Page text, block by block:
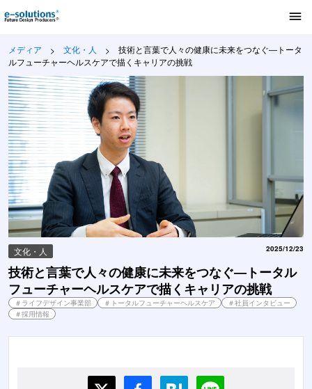
メディア 文化・人
技術と言葉で人々の健康に未来をつなぐ―トータ
ルフューチャーヘルスケアで描くキャリアの挑戦
文化・人 2025/12/23
技術と言葉で人々の健康に未来をつなぐ―トータル
フューチャーヘルスケアで描くキャリアの挑戦
＃ ライフデザイン事業部 ＃ トータルフューチャーヘルスケア ＃社員インタビュー
＃採用情報
採用トップ
メディア
キャリア登録 求人一覧